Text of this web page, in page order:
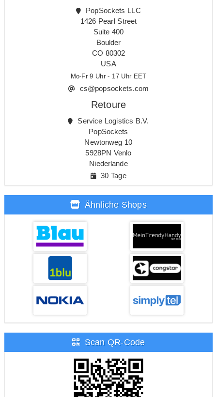
PopSockets LLC
1426 Pearl Street
Suite 400
Boulder
CO 80302
USA
Mo-Fr 9 Uhr - 17 Uhr EET
cs@popsockets.com
Retoure
Service Logistics B.V.
PopSockets
Newtonweg 10
5928PN Venlo
Niederlande
30 Tage
Ähnliche Shops
Scan QR-Code